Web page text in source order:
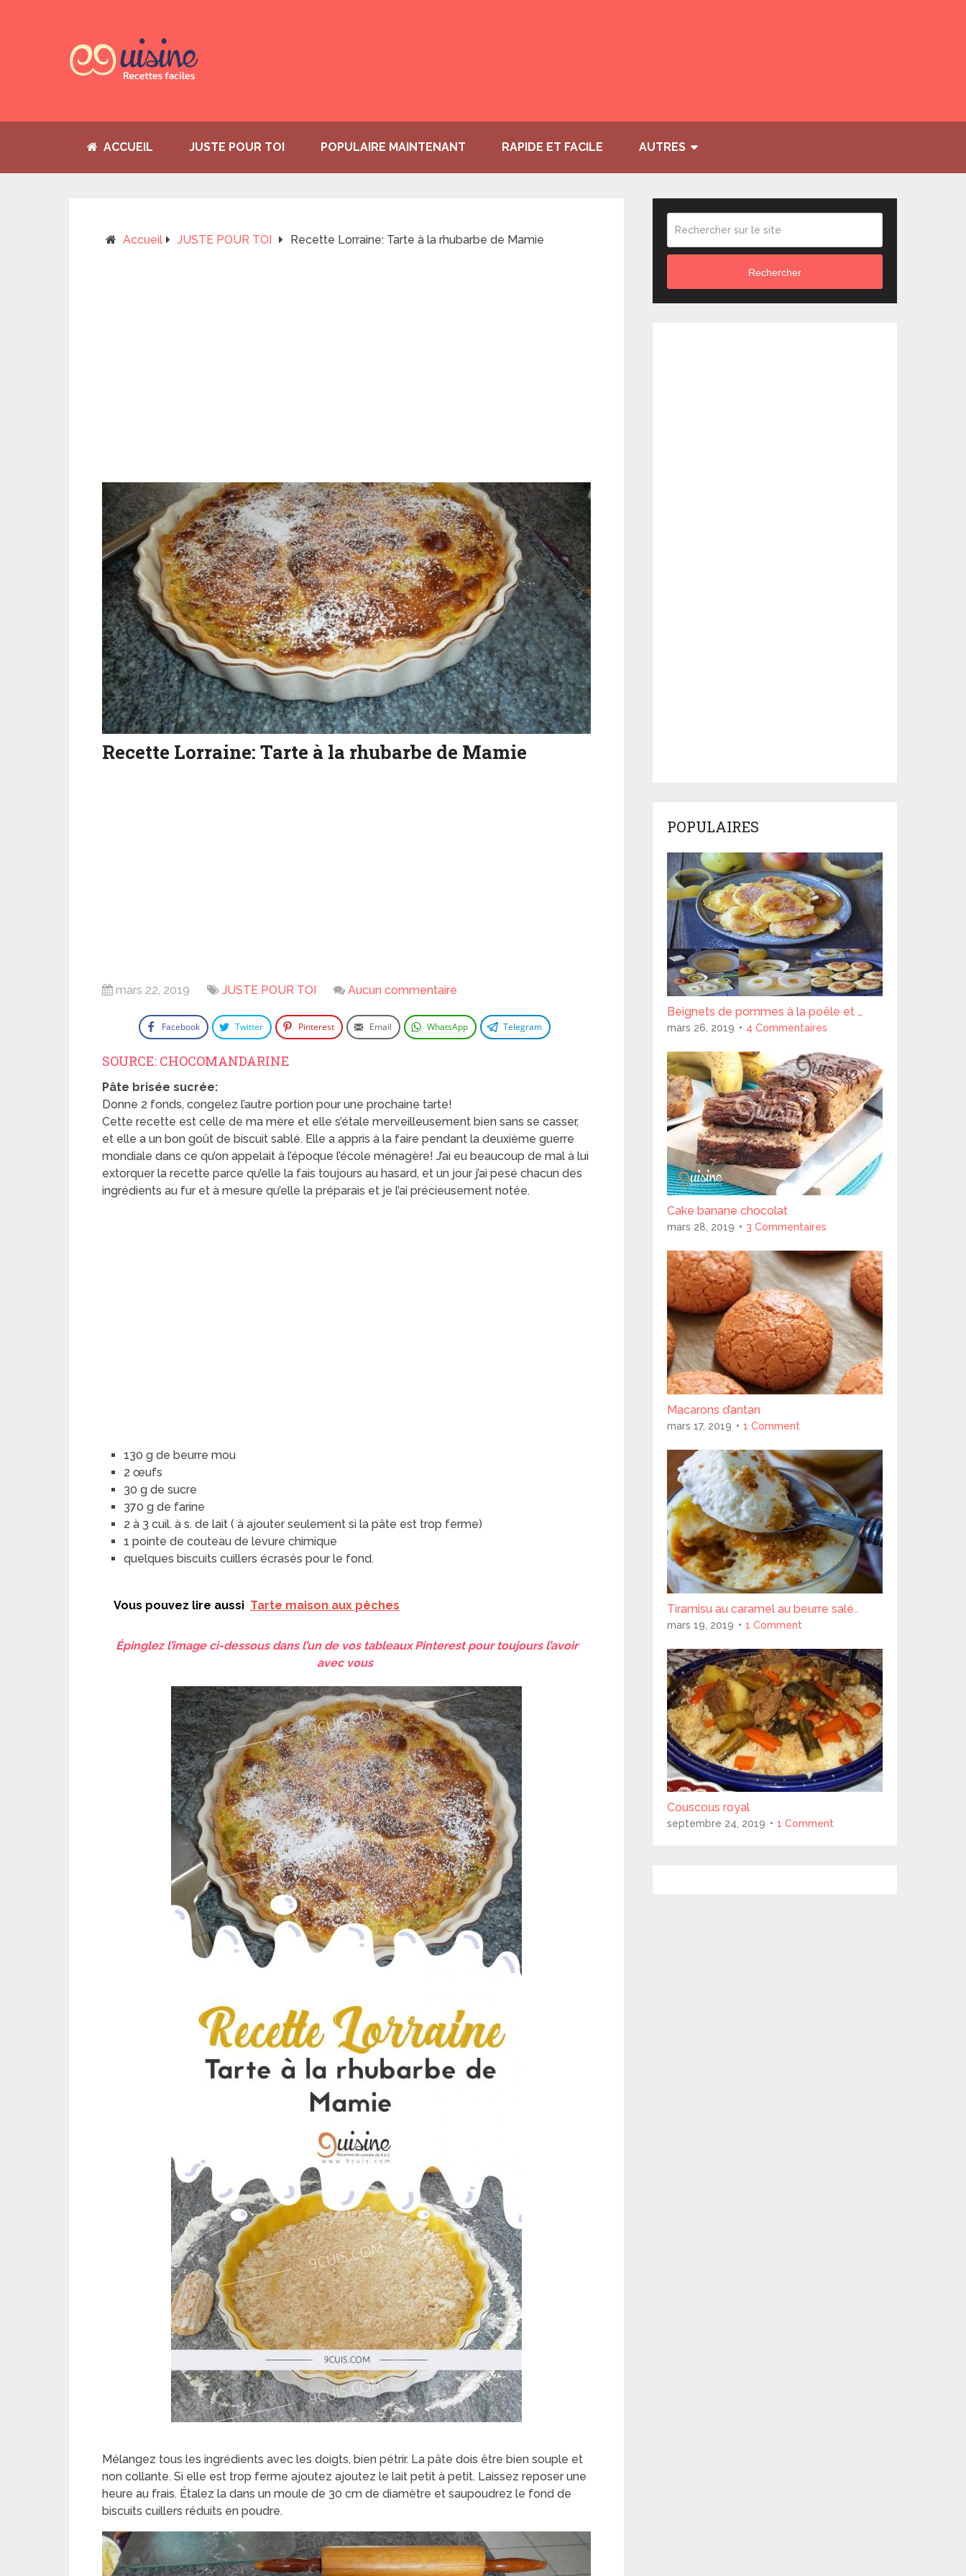
ACCUEIL JUSTE POUR TOI POPULAIRE MAINTENANT RAPIDE ET FACILE AUTRES
Accueil JUSTE POUR TOI Recette Lorraine: Tarte à la rhubarbe de Mamie
Recette Lorraine: Tarte à la rhubarbe de Mamie
mars 22, 2019 JUSTE POUR TOI Aucun commentaire
Facebook Twitter Pinterest Email WhatsApp Telegram
SOURCE: CHOCOMANDARINE
Pâte brisée sucrée:
Donne 2 fonds, congelez l’autre portion pour une prochaine tarte!
Cette recette est celle de ma mère et elle s’étale merveilleusement bien sans se casser,
et elle a un bon goût de biscuit sablé. Elle a appris à la faire pendant la deuxième guerre
mondiale dans ce qu’on appelait à l’époque l’école ménagère! J’ai eu beaucoup de mal à lui
extorquer la recette parce qu’elle la fais toujours au hasard, et un jour j’ai pesé chacun des
ingrédients au fur et à mesure qu’elle la préparais et je l’ai précieusement notée.
130 g de beurre mou
2 œufs
30 g de sucre
370 g de farine
2 à 3 cuil. à s. de lait ( à ajouter seulement si la pâte est trop ferme)
1 pointe de couteau de levure chimique
quelques biscuits cuillers écrasés pour le fond.
Vous pouvez lire aussi Tarte maison aux pêches
Épinglez l’image ci-dessous dans l’un de vos tableaux Pinterest pour toujours l’avoir
avec vous
Mélangez tous les ingrédients avec les doigts, bien pétrir. La pâte dois être bien souple et
non collante. Si elle est trop ferme ajoutez ajoutez le lait petit à petit. Laissez reposer une
heure au frais. Étalez la dans un moule de 30 cm de diamètre et saupoudrez le fond de
biscuits cuillers réduits en poudre.
Rechercher
POPULAIRES
Beignets de pommes à la poêle et …
mars 26, 2019 4 Commentaires
Cake banane chocolat
mars 28, 2019 3 Commentaires
Macarons d’antan
mars 17, 2019 1 Comment
Tiramisu au caramel au beurre salé..
mars 19, 2019 1 Comment
Couscous royal
septembre 24, 2019 1 Comment